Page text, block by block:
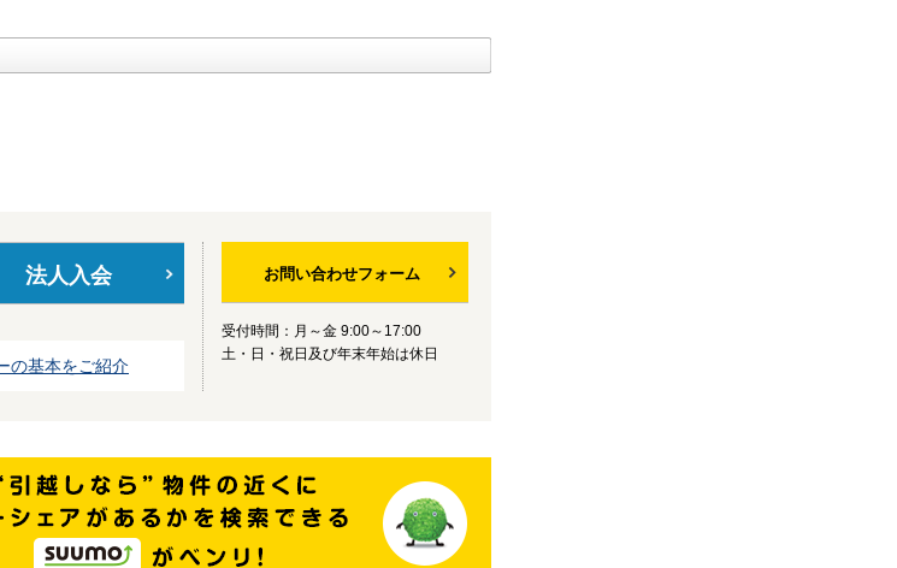
法人入会
の基本をご紹介
お問い合わせフォーム
受付時間：月～金 9:00～17:00
土・日・祝日及び年末年始は休日